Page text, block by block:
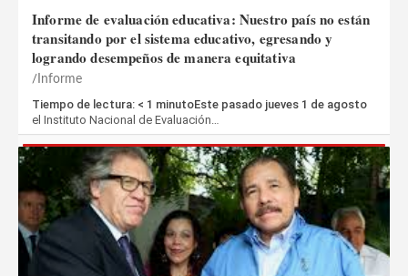
Informe de evaluación educativa: Nuestro país no están
transitando por el sistema educativo, egresando y
logrando desempeños de manera equitativa
Informe
Tiempo de lectura: < 1 minutoEste pasado jueves 1 de agosto
el Instituto Nacional de Evaluación…